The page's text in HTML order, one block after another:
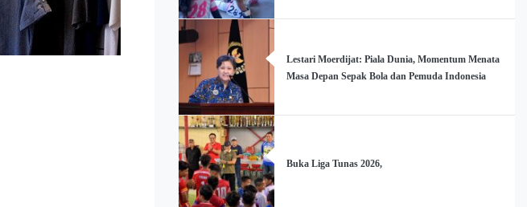
Lestari Moerdijat: Piala Dunia, Momentum Menata
Masa Depan Sepak Bola dan Pemuda Indonesia
Buka Liga Tunas 2026,